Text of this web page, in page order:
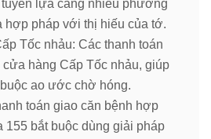
lựa càng nhiều phương
hợp pháp với thị hiếu của tớ.
Tốc nhảu: Các thanh toán
hàng Cấp Tốc nhảu, giúp
ao ước chờ hóng.
toán giao căn bệnh hợp
155 bắt buộc dùng giải pháp